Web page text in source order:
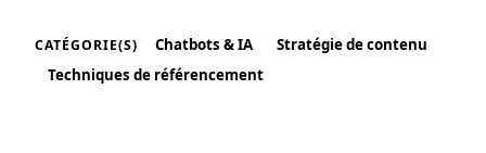
CATÉGORIE(S) Chatbots & IA
Stratégie de contenu
Techniques de référencement